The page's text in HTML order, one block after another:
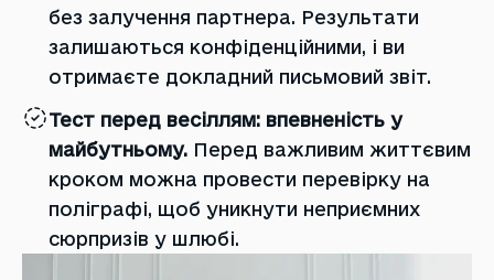
без залучення партнера. Результати
залишаються конфіденційними, і ви
отримаєте докладний письмовий звіт.
Тест перед весіллям: впевненість у
майбутньому. Перед важливим життєвим
кроком можна провести перевірку на
поліграфі, щоб уникнути неприємних
сюрпризів у шлюбі.